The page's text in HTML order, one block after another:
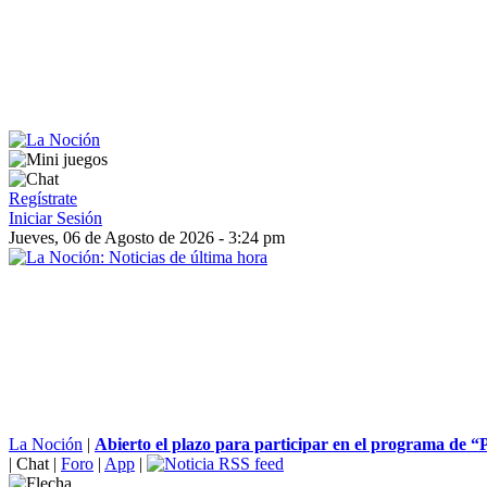
Regístrate
Iniciar Sesión
Jueves, 06 de Agosto de 2026 - 3:24 pm
La Noción | Abierto el plazo para participar en el programa de
| Chat | Foro | App |